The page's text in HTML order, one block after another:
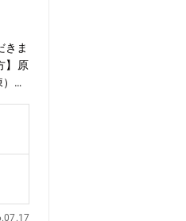
事
能
ま
】原
で
チ
喜
伝わ
こ
ン